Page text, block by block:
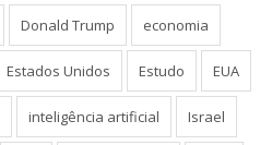
Donald Trump economia
Estados Unidos Estudo EUA
inteligência artificial Israel